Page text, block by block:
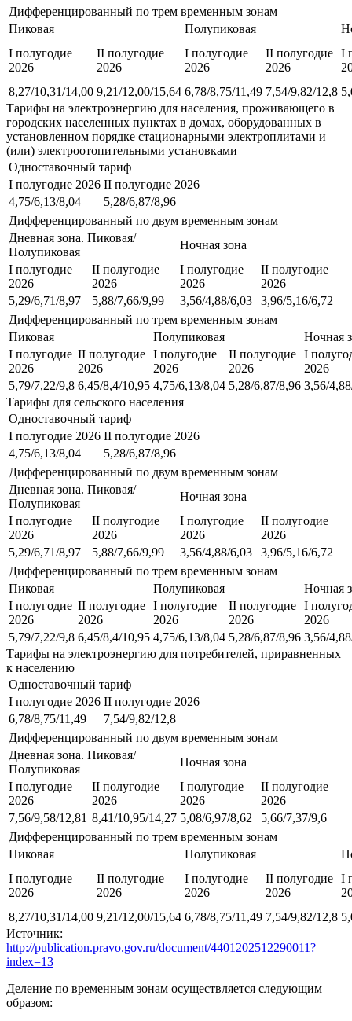
Дифференцированный по трем временным зонам
Пиковая
Полупиковая
I полугодие
2026
II полугодие
2026
I полугодие
2026
II полугодие
2026
I
8,27/10,31/14,00 9,21/12,00/15,64 6,78/8,75/11,49 7,54/9,82/12,8
Тарифы на электроэнергию для населения, проживающего в
городских населенных пунктах в домах, оборудованных в
установленном порядке стационарными электроплитами и
(или) электроотопительными установками
Одноставочный тариф
I полугодие 2026 II полугодие 2026
4,75/6,13/8,04
5,28/6,87/8,96
Дифференцированный по двум временным зонам
Дневная зона. Пиковая/
Полупиковая
Ночная зона
I полугодие
2026
II полугодие
2026
I полугодие
2026
II полугодие
2026
5,29/6,71/8,97
5,88/7,66/9,99 3,56/4,88/6,03
3,96/5,16/6,72
Дифференцированный по трем временным зонам
Пиковая
Полупиковая
Ночная
I полугодие
2026
II полугодие
2026
I полугодие
2026
II полугодие
2026
I
2026
5,79/7,22/9,8 6,45/8,4/10,95 4,75/6,13/8,04 5,28/6,87/8,96 3,56/
Тарифы для сельского населения
Одноставочный тариф
I полугодие 2026 II полугодие 2026
4,75/6,13/8,04
5,28/6,87/8,96
Дифференцированный по двум временным зонам
Дневная зона. Пиковая/
Полупиковая
Ночная зона
I полугодие
2026
II полугодие
2026
I полугодие
2026
II полугодие
2026
5,29/6,71/8,97
5,88/7,66/9,99 3,56/4,88/6,03
3,96/5,16/6,72
Дифференцированный по трем временным зонам
Пиковая
Полупиковая
Ночная
I полугодие
2026
II полугодие
2026
I полугодие
2026
II полугодие
2026
I
2026
5,79/7,22/9,8 6,45/8,4/10,95 4,75/6,13/8,04 5,28/6,87/8,96 3,56/
Тарифы на электроэнергию для потребителей, приравненных
к населению
Одноставочный тариф
I полугодие 2026 II полугодие 2026
6,78/8,75/11,49
7,54/9,82/12,8
Дифференцированный по двум временным зонам
Дневная зона. Пиковая/
Полупиковая
Ночная зона
I полугодие
2026
II полугодие
2026
I полугодие
2026
II полугодие
2026
7,56/9,58/12,81 8,41/10,95/14,27 5,08/6,97/8,62
5,66/7,37/9,6
Дифференцированный по трем временным зонам
Пиковая
Полупиковая
I полугодие
2026
II полугодие
2026
I полугодие
2026
II полугодие
2026
I
8,27/10,31/14,00 9,21/12,00/15,64 6,78/8,75/11,49 7,54/9,82/12,8
Источник:
http://publication.pravo.gov.ru/document/4401202512290011?
index=13
Деление по временным зонам осуществляется следующим
образом: